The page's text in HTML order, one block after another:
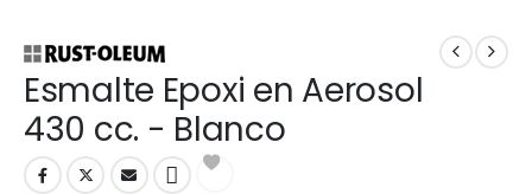
Esmalte Epoxi en Aerosol
430 cc. - Blanco